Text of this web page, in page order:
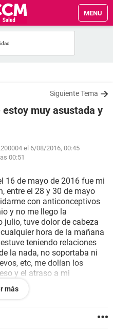
MENU
Siguiente Tema
muy asustada y
el 6/08/2016, 00:45
00:51
16 de mayo de 2016 fue mi
entre el 28 y 30 de mayo
con anticonceptivos
y no me llego la
julio, tuve dolor de cabeza
hora de la mañana
teniendo relaciones
la nada, no soportaba ni
etc, me dolían los
y el atraso a mi
primer test que fue negativo,
y salio positivo,
negativo hoy 5 de agosto
con mas sangre de lo
más